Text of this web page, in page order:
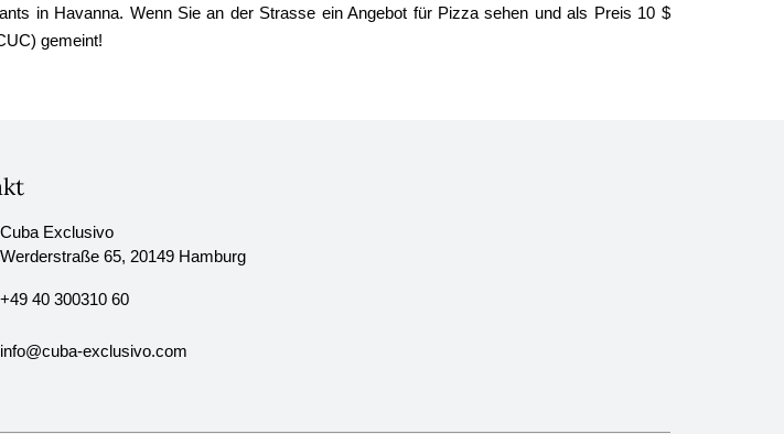
in Havanna. Wenn Sie an der Strasse ein Angebot für Pizza sehen und als Preis 10 $
gemeint!
Cuba Exclusivo
Werderstraße 65, 20149 Hamburg
+49 40 300310 60
info@cuba-exclusivo.com